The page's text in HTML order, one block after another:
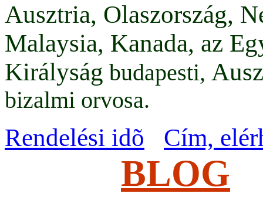
Ausztria, Olaszország,
Malaysia, Kanada, az
Királyság budapesti,
bizalmi orvosa.
Rendelési idõ Cím,
BLOG